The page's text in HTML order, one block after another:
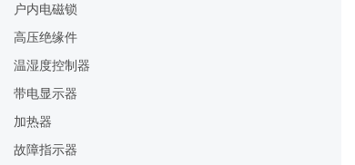
户内电磁锁
高压绝缘件
温湿度控制器
带电显示器
加热器
故障指示器